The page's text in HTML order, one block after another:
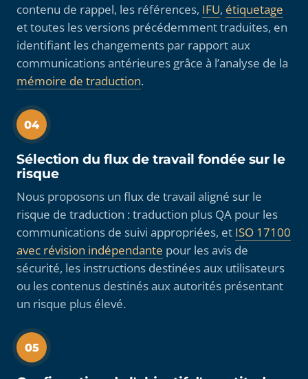
contenu de rappel, les références, IFU, étiquetage
et toutes les versions précédemment traduites, en
identifiant les changements par rapport aux
communications antérieures grâce à l’analyse de la
mémoire de traduction.
04
Sélection du flux de travail fondée sur le
risque
Nous proposons un flux de travail aligné sur le
risque de traduction : traduction plus QA pour les
communications de suivi appropriées, et ISO 17100
avec révision indépendante pour les avis de
sécurité, les instructions destinées aux utilisateurs
ou les contenus destinés aux autorités présentant
un risque plus élevé.
05